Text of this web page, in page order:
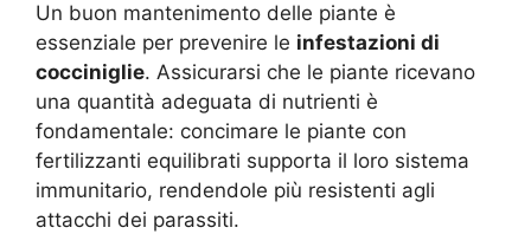
Un buon mantenimento delle piante è
essenziale per prevenire le infestazioni di
cocciniglie. Assicurarsi che le piante ricevano
una quantità adeguata di nutrienti è
fondamentale: concimare le piante con
fertilizzanti equilibrati supporta il loro sistema
immunitario, rendendole più resistenti agli
attacchi dei parassiti.